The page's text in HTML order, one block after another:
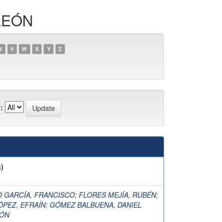
V W X Y Z
GARCÍA, FRANCISCO; FLORES MEJÍA, RUBÉN;
EFRAÍN; GÓMEZ BALBUENA, DANIEL